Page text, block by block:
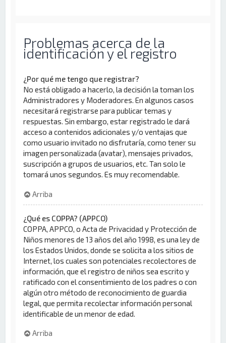
Problemas acerca de la
identificación y el registro
¿Por qué me tengo que registrar?
No está obligado a hacerlo, la decisión la toman los
Administradores y Moderadores. En algunos casos
necesitará registrarse para publicar temas y
respuestas. Sin embargo, estar registrado le dará
acceso a contenidos adicionales y/o ventajas que
como usuario invitado no disfrutaría, como tener su
imagen personalizada (avatar), mensajes privados,
suscripción a grupos de usuarios, etc. Tan solo le
tomará unos segundos. Es muy recomendable.
Arriba
¿Qué es COPPA? (APPCO)
COPPA, APPCO, o Acta de Privacidad y Protección de
Niños menores de 13 años del año 1998, es una ley de
los Estados Unidos, donde se solicita a los sitios de
Internet, los cuales son potenciales recolectores de
información, que el registro de niños sea escrito y
ratificado con el consentimiento de los padres o con
algún otro método de reconocimiento de guardia
legal, que permita recolectar información personal
identificable de un menor de edad.
Arriba